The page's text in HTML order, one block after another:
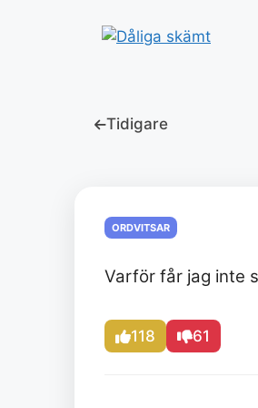
Tidigare
ORDVITSAR
Varför får jag inte
118 61